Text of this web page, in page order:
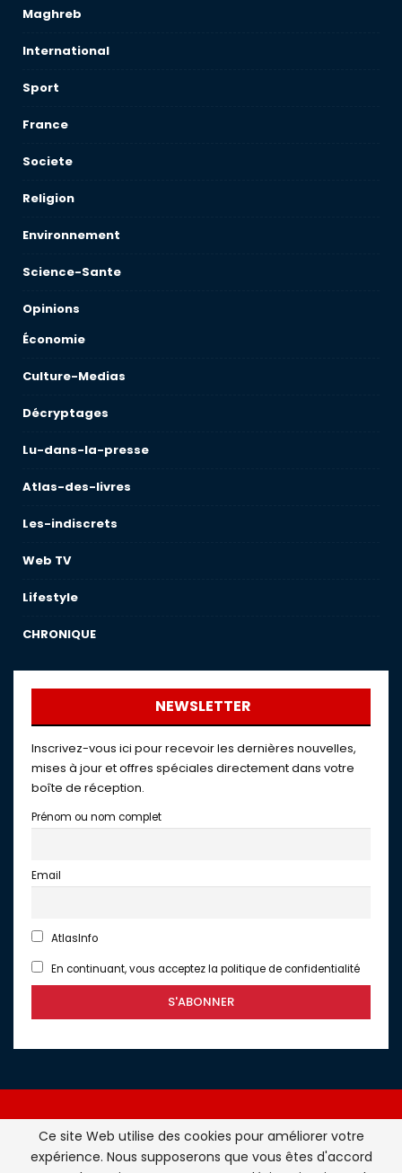
Maghreb
International
Sport
France
Societe
Religion
Environnement
Science-Sante
Opinions
Économie
Culture-Medias
Décryptages
Lu-dans-la-presse
Atlas-des-livres
Les-indiscrets
Web TV
Lifestyle
CHRONIQUE
NEWSLETTER
Inscrivez-vous ici pour recevoir les dernières nouvelles,
mises à jour et offres spéciales directement dans votre
boîte de réception.
Prénom ou nom complet
Email
AtlasInfo
En continuant, vous acceptez la politique de confidentialité
Atlasinfo.fr : l'essentiel de l'actualité de la France et du
Ce site Web utilise des cookies pour améliorer votre
expérience. Nous supposerons que vous êtes d'accord